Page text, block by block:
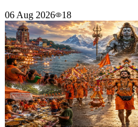
06 Aug 2026
18